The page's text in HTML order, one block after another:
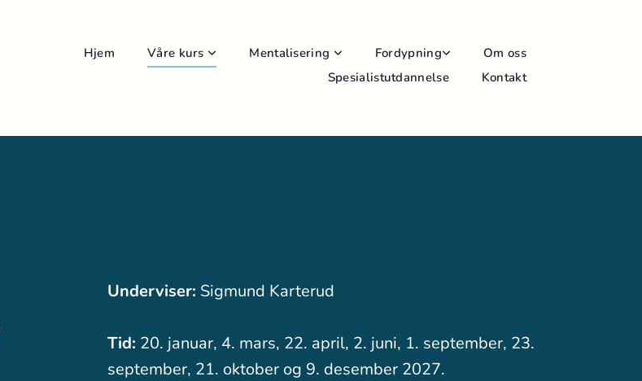
Hjem Våre kurs Mentalisering Fordypning
Om oss
Spesialistutdannelse
Kontakt
Underviser: Sigmund Karterud
Tid: 20. januar, 4. mars, 22. april, 2. juni, 1. september, 23.
september, 21. oktober og 9. desember 2027.